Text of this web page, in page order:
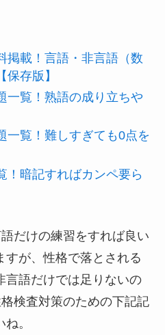
掲載！言語・非言語（数
存版】
一覧！熟語の成り立ちや
一覧！難しすぎても0点を
！暗記すればカンペ要ら
だけの練習をすれば良い
すが、性格で落とされる
言語だけでは足りないの
検査対策のための下記記
。